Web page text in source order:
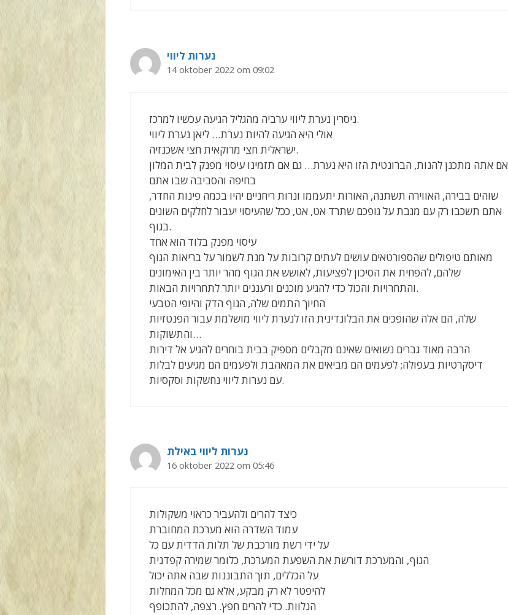
נערות ליווי
14 oktober 2022 om 09:02
ניסרין נערת ליווי ערביה מהגליל הגיעה עכשיו למרכז.
אולי היא הגיעה להיות נערת… ליאן נערת ליווי
ישראלית חצי מרוקאית חצי אשכנזיה.
אם אתה מתכנן להנות, הברונטית הזו היא נערת… גם אם תזמינו עיסוי מפנק לבית המלון
בחיפה והסביבה שבו אתם
שוהים בבירה, האווירה תשתנה, האורות יתעממו ונרות ריחניים יהיו בכמה פינות החדר,
אתם תשכבו רק עם מגבת על גופכם שתרד אט, אט, ככל שהעיסוי יעבור לחלקים השונים
בגוף.
עיסוי מפנק בלוד הוא אחד
מאותם טיפולים שהספורטאים עושים לעתים קרובות על מנת לשמור על בריאות הגוף
שלהם, להפחית את הסיכון לפציעות, לאושש את הגוף מהר יותר בין האימונים
והתחרויות והכול כדי להגיע מוכנים ורעננים יותר לתחרויות הבאות.
החיוך התמים שלה, הגוף הדק והיופי הטבעי
שלה, הם אלה שהופכים את הבלונדינית הזו לנערת ליווי מושלמת עבור הפנטזיות
והתשוקות…
הרבה מאוד גברים נשואים שאינם מקבלים מספיק בבית בוחרים להגיע אל דירות
דיסקרטיות בעפולה; לפעמים הם מביאים את המאהבת ולפעמים הם מגיעים לבלות
עם נערות ליווי נחשקות וסקסיות.
נערות ליווי באילת
16 oktober 2022 om 05:46
כיצד להרים ולהעביר כראוי משקולות
עמוד השדרה הוא מערכת המחוברת
על ידי רשת מורכבת של תלות הדדית עם כל
הגוף, והמערכת דורשת את השפעת המערכת, כלומר שמירה קפדנית
על הכללים, תוך התבוננות שבה אתה יכול
להיפטר לא רק מבקע, אלא גם מכל המחלות
הנלוות. כדי להרים חפץ. רצפה, להתכופף